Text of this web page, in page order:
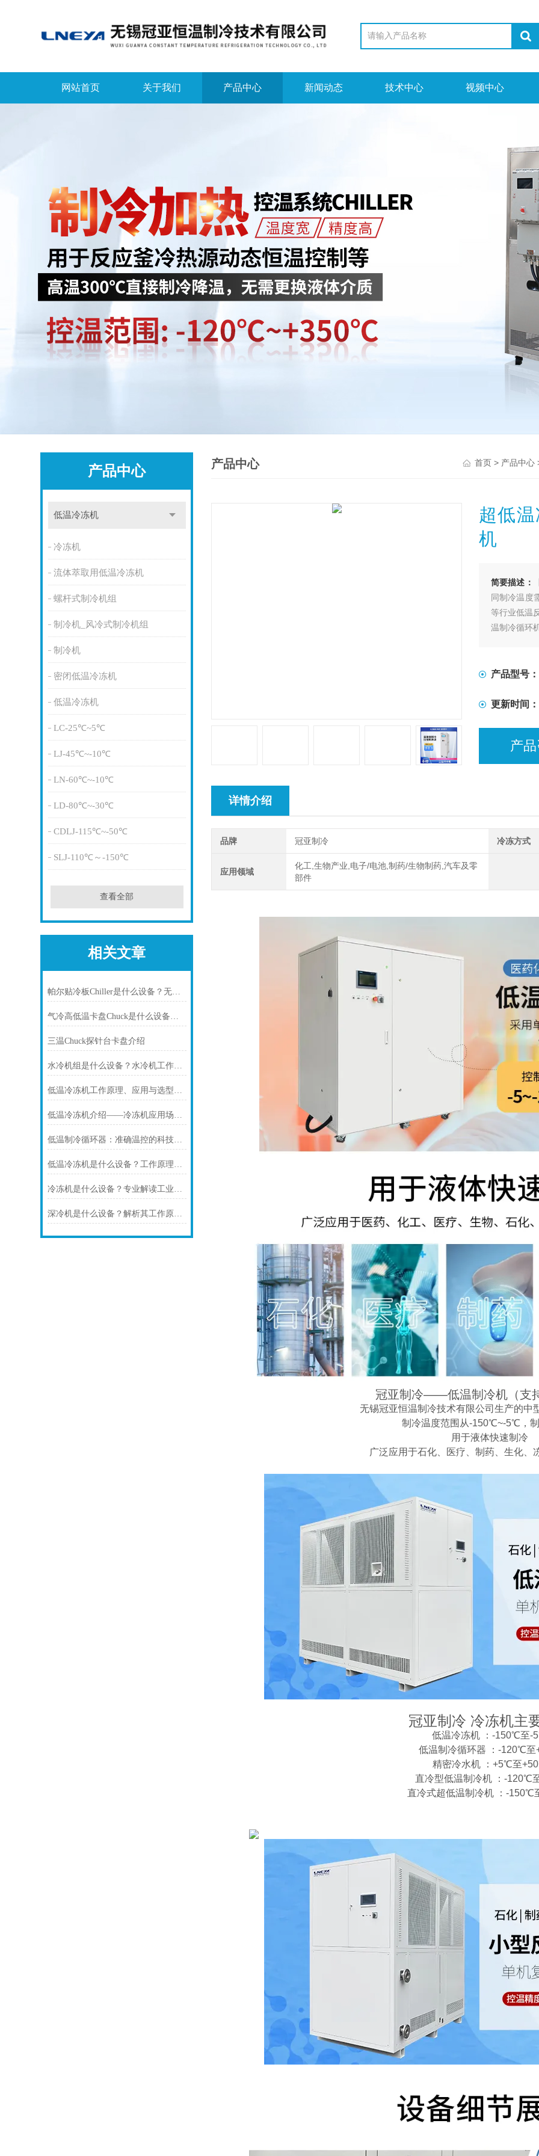
网站首页 关于我们 产品中心 新闻动态 技术中心 视频中心
产品中心
低温冷冻机
冷冻机
流体萃取用低温冷冻机
螺杆式制冷机组
制冷机_风冷式制冷机组
制冷机
密闭低温冷冻机
低温冷冻机
LC-25℃~5℃
LJ-45℃~-10℃
LN-60℃~-10℃
LD-80℃~-30℃
CDLJ-115℃~-50℃
SLJ-110℃～-150℃
查看全部
相关文章
帕尔贴冷板Chiller是什么设备？无锡冠亚恒温为您深度解析
气冷高低温卡盘Chuck是什么设备？——三温卡盘控温系统应用指南
三温Chuck探针台卡盘介绍
水冷机组是什么设备？水冷机工作原理、类型与应用场景全解析
低温冷冻机工作原理、应用与选型全解析
低温冷冻机介绍——冷冻机应用场景与选型指南
低温制冷循环器：准确温控的科技，赋能多行业高质量发展
低温冷冻机是什么设备？工作原理、应用领域与选型要点解析
冷冻机是什么设备？专业解读工业深冷温控设备
深冷机是什么设备？解析其工作原理与应用场景
产品中心 首页> 产品中心
超低
机
简要描述：
同制冷温度
等行业低温
温制冷循环
产品型号：
更新时间：
产
详情介绍
品牌 冠亚制冷 冷冻方式
应用领域
化工,生物产业,电子/电池,制药/生物制药,汽车及零
部件
冠亚制冷——低温制冷机（支
无锡冠亚恒温制冷技术有限公司生产的中
制冷温度范围从-150℃~-5℃，
用于液体快速制冷
广泛应用于石化、医疗、制药、生化、
冠亚制冷 冷冻机主
低温冷冻机 ：-150℃至-
低温制冷循环器 ：-120℃
精密冷水机 ：+5℃至
直冷型低温制冷机 ：-120℃
直冷式超低温制冷机 ：-150℃